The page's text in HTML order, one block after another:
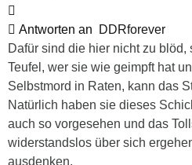
Antworten an
DDRforever
Dafür sind die hier nicht zu
Teufel, wer sie wie geimpft hat
Selbstmord in Raten, kann das
Natürlich haben sie dieses
auch so vorgesehen und das
widerstandslos über sich
ausdenken.